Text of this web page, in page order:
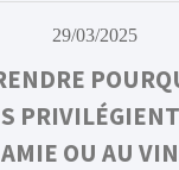
29/03/2025
OU AU